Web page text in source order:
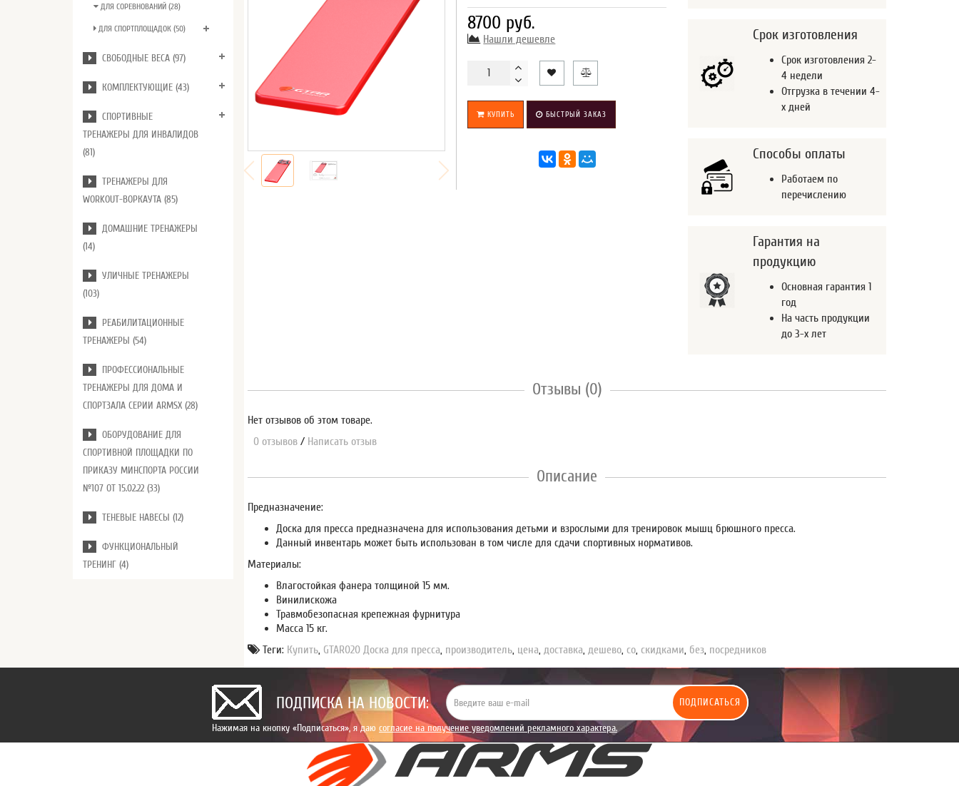
ДЛЯ СОРЕВНОВАНИЙ (28)
ДЛЯ СПОРТПЛОЩАДОК (50)
СВОБОДНЫЕ ВЕСА (97)
КОМПЛЕКТУЮЩИЕ (43)
СПОРТИВНЫЕ
ТРЕНАЖЕРЫ ДЛЯ ИНВАЛИДОВ
(81)
ТРЕНАЖЕРЫ ДЛЯ
WORKOUT-ВОРКАУТА (85)
ДОМАШНИЕ ТРЕНАЖЕРЫ
(14)
УЛИЧНЫЕ ТРЕНАЖЕРЫ
(103)
РЕАБИЛИТАЦИОННЫЕ
ТРЕНАЖЕРЫ (54)
ПРОФЕССИОНАЛЬНЫЕ
ТРЕНАЖЕРЫ ДЛЯ ДОМА И
СПОРТЗАЛА СЕРИИ ARMSX (28)
ОБОРУДОВАНИЕ ДЛЯ
СПОРТИВНОЙ ПЛОЩАДКИ ПО
ПРИКАЗУ МИНСПОРТА РОССИИ
№107 ОТ 15.02.22 (33)
ТЕНЕВЫЕ НАВЕСЫ (12)
ФУНКЦИОНАЛЬНЫЙ
ТРЕНИНГ (4)
8700 руб.
Нашли дешевле
КУПИТЬ БЫСТРЫЙ ЗАКАЗ
Срок изготовления
Срок изготовления 2-
4 недели
Отгрузка в течении 4-
х дней
Способы оплаты
Работаем по
перечислению
Гарантия на
продукцию
Основная гарантия 1
год
На часть продукции
до 3-х лет
Отзывы (0)
Нет отзывов об этом товаре.
0 отзывов / Написать отзыв
Описание
Предназначение:
Доска для пресса предназначена для использования детьми и взрослыми для тренировок мышц брюшного пресса.
Данный инвентарь может быть использован в том числе для сдачи спортивных нормативов.
Материалы:
Влагостойкая фанера толщиной 15 мм.
Винилискожа
Травмобезопасная крепежная фурнитура
Масса 15 кг.
Теги: Купить, GTAR020 Доска для пресса, производитель, цена,доставка,дешево, со, скидками, без, посредников
ПОДПИСКА НА НОВОСТИ: ПОДПИСАТЬСЯ
Нажимая на кнопку «Подписаться», я даю согласие на получение уведомлений рекламного характера.